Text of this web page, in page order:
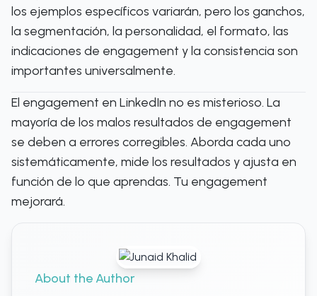
los ejemplos específicos variarán, pero los ganchos,
la segmentación, la personalidad, el formato, las
indicaciones de engagement y la consistencia son
importantes universalmente.
El engagement en LinkedIn no es misterioso. La
mayoría de los malos resultados de engagement
se deben a errores corregibles. Aborda cada uno
sistemáticamente, mide los resultados y ajusta en
función de lo que aprendas. Tu engagement
mejorará.
About the Author